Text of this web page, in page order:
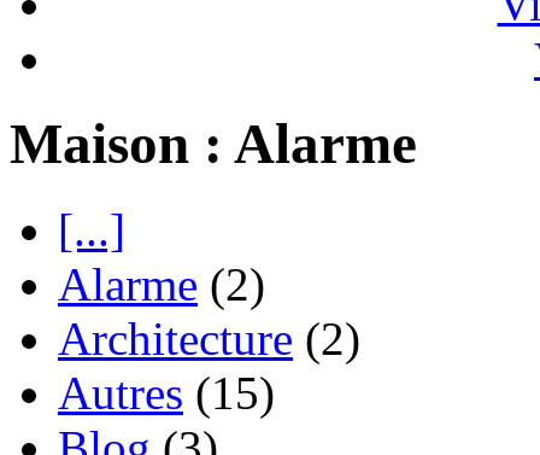
Maison : Alarme
[...]
Alarme (2)
Architecture (2)
Autres (15)